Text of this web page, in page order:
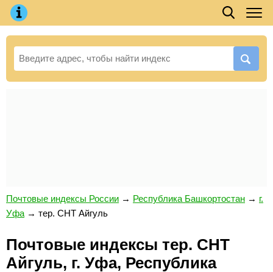
Почтовые индексы России → Республика Башкортостан → г.
Уфа → тер. СНТ Айгуль
Почтовые индексы тер. СНТ
Айгуль, г. Уфа, Республика